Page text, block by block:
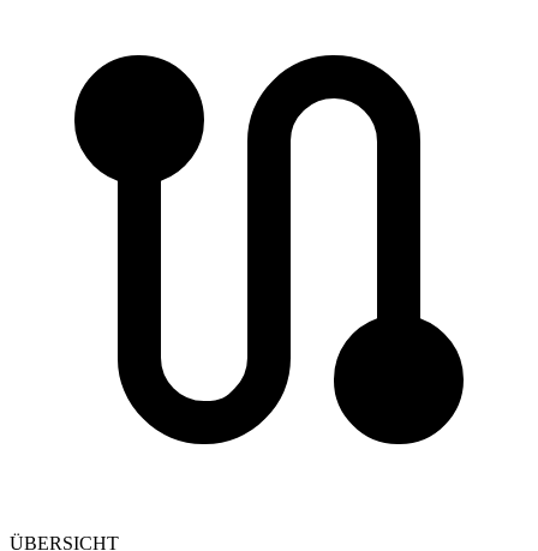
ÜBERSICHT